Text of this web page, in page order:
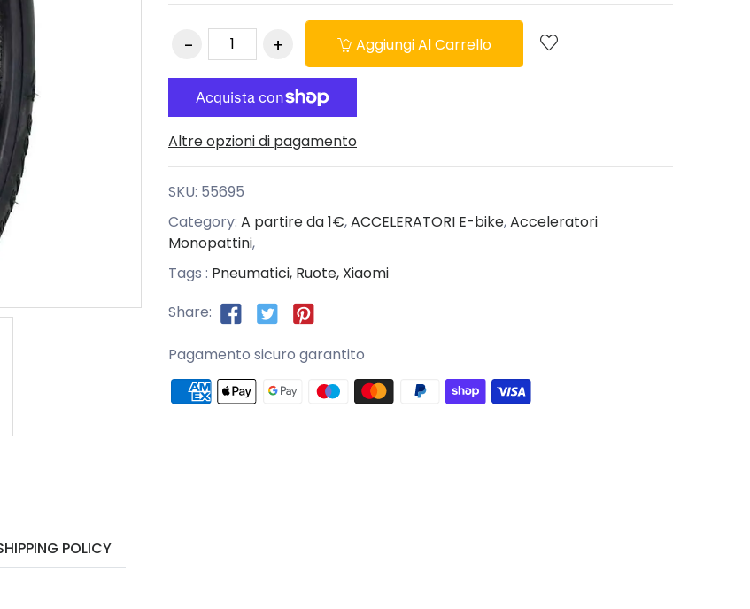
Aggiungi Al Carrello
Altre opzioni di pagamento
SKU: 55695
Category: A partire da 1€,ACCELERATORI E-bike,Acceleratori
Monopattini,
Tags : Pneumatici, Ruote, Xiaomi
Share:
Pagamento sicuro garantito
POLICY